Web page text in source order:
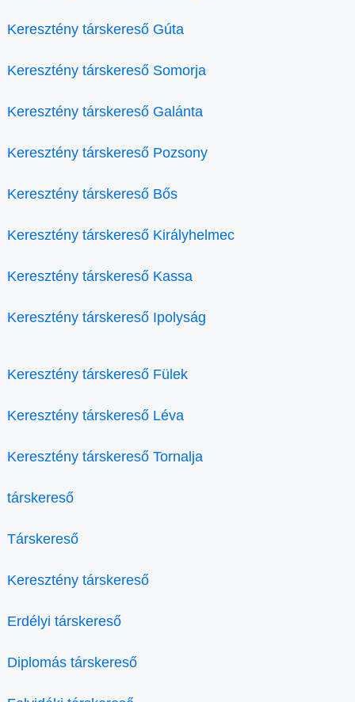
Keresztény társkereső Gúta
Keresztény társkereső Somorja
Keresztény társkereső Galánta
Keresztény társkereső Pozsony
Keresztény társkereső Bős
Keresztény társkereső Királyhelmec
Keresztény társkereső Kassa
Keresztény társkereső Ipolyság
Keresztény társkereső Fülek
Keresztény társkereső Léva
Keresztény társkereső Tornalja
társkereső
Társkereső
Keresztény társkereső
Erdélyi társkereső
Diplomás társkereső